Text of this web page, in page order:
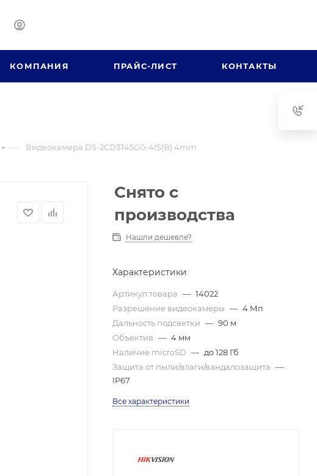
КОМПАНИЯ ПРАЙС-ЛИСТ КОНТАКТЫ
— Видеокамера DS-2CD3T45G0-4IS(B) 4mm
Снято с
производства
Нашли дешевле?
Характеристики
Артикул товара — 14022
Разрешение видеокамеры — 4 Мп
Дальность подсветки — 90 м
Объектив — 4 мм
Наличие microSD — до 128 Гб
Защита от пыли/влаги/вандалозащита —
IP67
Все характеристики